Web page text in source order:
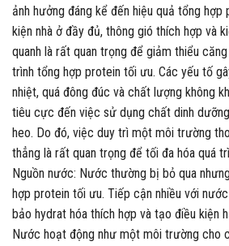
ảnh hưởng đáng kể đến hiệu quả tổng hợp
kiện nhà ở đầy đủ, thông gió thích hợp và
quanh là rất quan trọng để giảm thiểu
trình tổng hợp protein tối ưu. Các yếu tố
nhiệt, quá đông đúc và chất lượng không
tiêu cực đến việc sử dụng chất dinh
heo. Do đó, việc duy trì một môi trường
thẳng là rất quan trọng để tối đa hóa quá
Nguồn nước: Nước thường bị bỏ qua
hợp protein tối ưu. Tiếp cận nhiều với
bảo hydrat hóa thích hợp và tạo điều kiện
Nước hoạt động như một môi trường cho